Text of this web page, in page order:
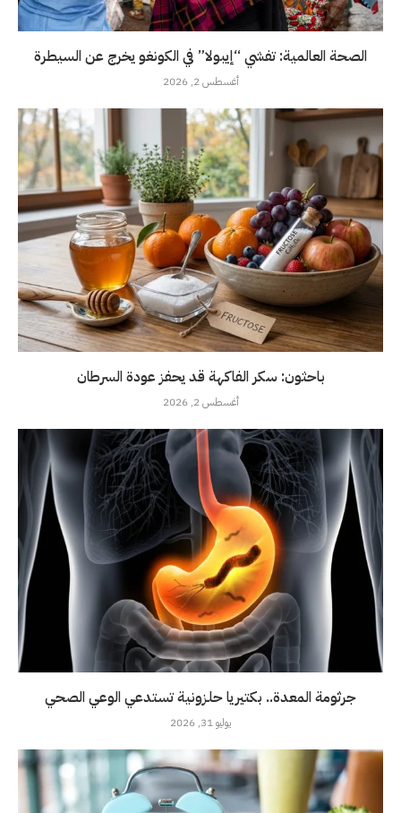
الصحة العالمية: تفشي “إيبولا” في الكونغو يخرج عن السيطرة
أغسطس 2, 2026
باحثون: سكر الفاكهة قد يحفز عودة السرطان
أغسطس 2, 2026
جرثومة المعدة.. بكتيريا حلزونية تستدعي الوعي الصحي
يوليو 31, 2026